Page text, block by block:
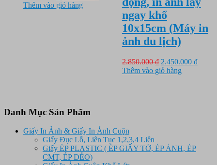
gốc
6.750.000 ₫.
Thêm vào giỏ hàng
ngay khổ
10x15cm (Máy in
ảnh du lịch)
2.850.000₫ Giá
gốc
2.450.000 ₫Giá
Thêm vào giỏ hàng
Danh Mục Sản Phẩm
Giấy In Ảnh & Giấy In Ảnh Cuộn
Giấy Đục Lỗ, Liên Tục 1,2,3,4 Liên
Giấy ÉP PLASTIC ( ÉP GIẤY TỜ, ÉP ẢNH, ÉP
CMT, ÉP DẺO)